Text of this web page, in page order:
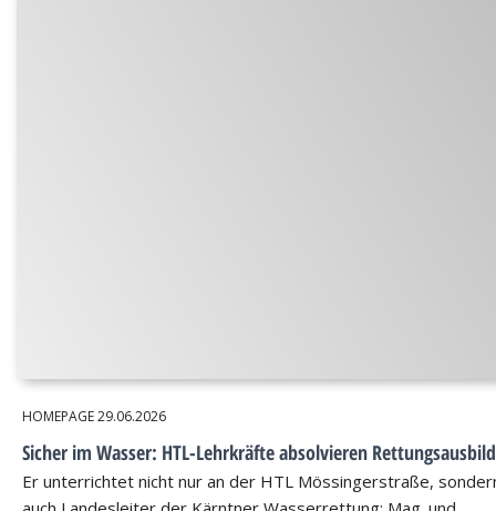
HOMEPAGE29.06.2026
Sicher im Wasser: HTL-Lehrkräfte absolvieren
Er unterrichtet nicht nur an der HTL Mössingerstraße,